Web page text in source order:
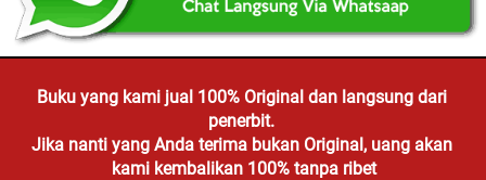
Buku yang kami jual 100% Original dan langsung dari
penerbit.
Jika nanti yang Anda terima bukan Original, uang akan
kami kembalikan 100% tanpa ribet